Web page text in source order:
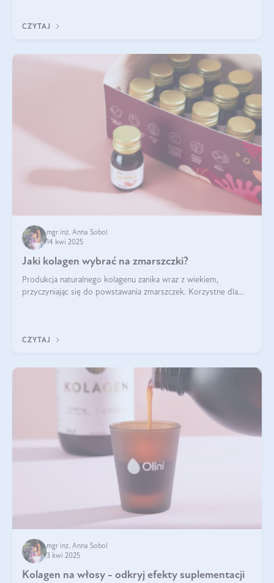
CZYTAJ
mgr inż. Anna Sobol
14 kwi 2025
Jaki kolagen wybrać na zmarszczki?
Produkcja naturalnego kolagenu zanika wraz z wiekiem,
przyczyniając się do powstawania zmarszczek. Korzystne dla
CZYTAJ
mgr inż. Anna Sobol
3 kwi 2025
Kolagen na włosy - odkryj efekty suplementacji